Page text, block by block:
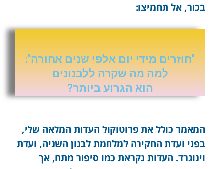
בכור, אל תחמיצו:
"חוזרים מידי יום אלפי שנים אחורה":
למה מה שקרה ללבנונים
הוא הגרוע ביותר?
המאמר כולל את פרוטוקול העדות המלאה שלי,
בפני ועדת החקירה למלחמת לבנון השניה, ועדת
וינוגרד. העדות נקראת כמו סיפור מתח, אך